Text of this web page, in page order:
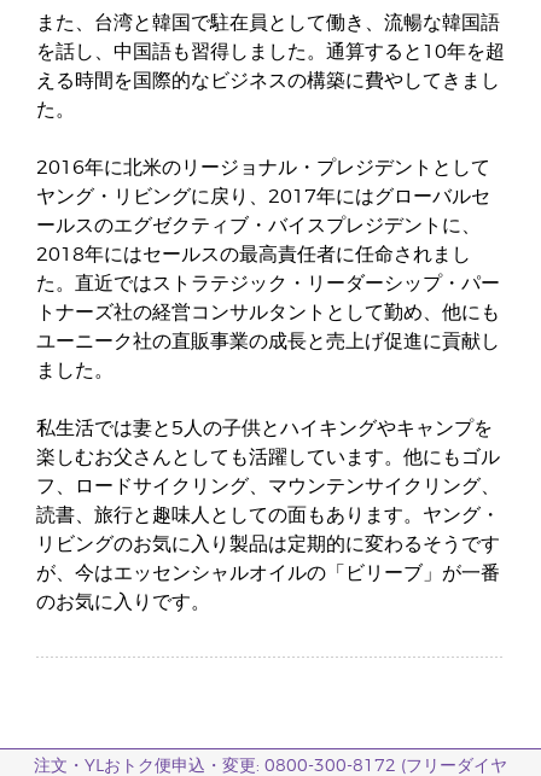
また、台湾と韓国で駐在員として働き、流暢な韓国語
を話し、中国語も習得しました。通算すると10年を超
える時間を国際的なビジネスの構築に費やしてきまし
た。
2016年に北米のリージョナル・プレジデントとして
ヤング・リビングに戻り、2017年にはグローバルセ
ールスのエグゼクティブ・バイスプレジデントに、
2018年にはセールスの最高責任者に任命されまし
た。直近ではストラテジック・リーダーシップ・パー
トナーズ社の経営コンサルタントとして勤め、他にも
ユーニーク社の直販事業の成長と売上げ促進に貢献し
ました。
私生活では妻と5人の子供とハイキングやキャンプを
楽しむお父さんとしても活躍しています。他にもゴル
フ、ロードサイクリング、マウンテンサイクリング、
読書、旅行と趣味人としての面もあります。ヤング・
リビングのお気に入り製品は定期的に変わるそうです
が、今はエッセンシャルオイルの「ビリーブ」が一番
のお気に入りです。
注文・YLおトク便申込・変更: 0800-300-8172 (フリーダイヤ